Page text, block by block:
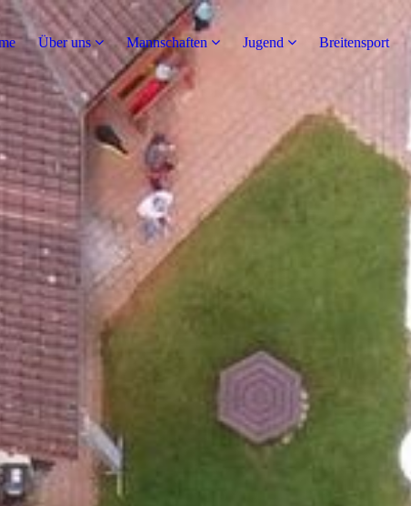
Über uns Mannschaften Jugend Breitensport